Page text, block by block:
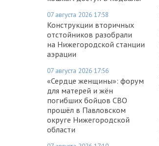
07 августа 2026 17:58
Конструкции вторичных
отстойников разобрали
на Нижегородской станции
аэрации
07 августа 2026 17:56
«Сердце женщины»: форум
для матерей и жён
погибших бойцов СВО
прошёл в Павловском
округе Нижегородской
области